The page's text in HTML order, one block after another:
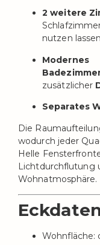
2 weitere
nutzen lassen
Modernes
zusätzlicher
Separates
Die
wodurch jeder
Helle
Lichtdurchflutung
Wohnatmosphäre.
Wohnfläche: